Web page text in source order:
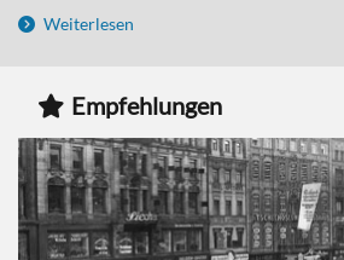
Weiterlesen
Empfehlungen